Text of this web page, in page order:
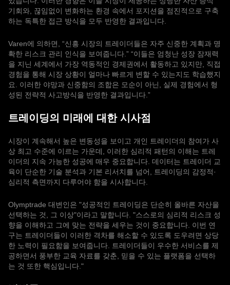
기회와, 끊임없이 변화하는 환경 속에서 포지션을 점진적으로 구축
하는 독특한 접근 방식을 모두 반영한 결과입니다.
Varen에 의하면, “신흥 시장의 트레이더들은 자주 신중한 계획과 명
확한 리스크 관리 인식을 보여줍니다.” “이들은 엄청난 성장 잠재력
을 지닌 세계에서 가장 역동적인 경제권에서 활동하고 있지만, 직접
경험을 통해 시장 상황이 얼마나 빠르게 변할 수 있는지도 학습했지
요. 이러한 야망과 신중함의 조합은 모순이 아닌, 실제 경험에서 형
성된 전략적 사고방식을 반영한 결과입니다.”
트레이딩의 미래에 대한 시사점
시장이 계속해서 높은 변동성을 보이고 개인 트레이더의 참여가 사
상 최고 수준에 이르는 가운데, 이러한 심리적 패턴의 이해는 트레
이더의 지속 가능한 성공에 매우 중요합니다. 데이터는 트레이더 교
육이 단순한 기술 분석과 기본 리서치를 넘어, 트레이딩의 감정적·
심리적 측면까지 다루어야 함을 시사합니다.
Olymptrade 대변인은 "성공적인 트레이딩은 단순히 올바른 자산을
선택하는 것, 그 이상"이라고 말합니다. "스스로의 심리적 리스크 성
향을 이해하고 그에 맞는 전략을 세우는 것이 중요합니다. 이번 연
구는 트레이더들이 이러한 격차를 해소할 수 있도록 도우려면 상당
한 노력이 필요함을 보여줍니다. 트레이더들이 우수한 서비스를 제
공하면서 풍부한 교육 자료를 갖춘, 믿을 수 있는 플랫폼을 선택하
는 것 또한 핵심입니다."